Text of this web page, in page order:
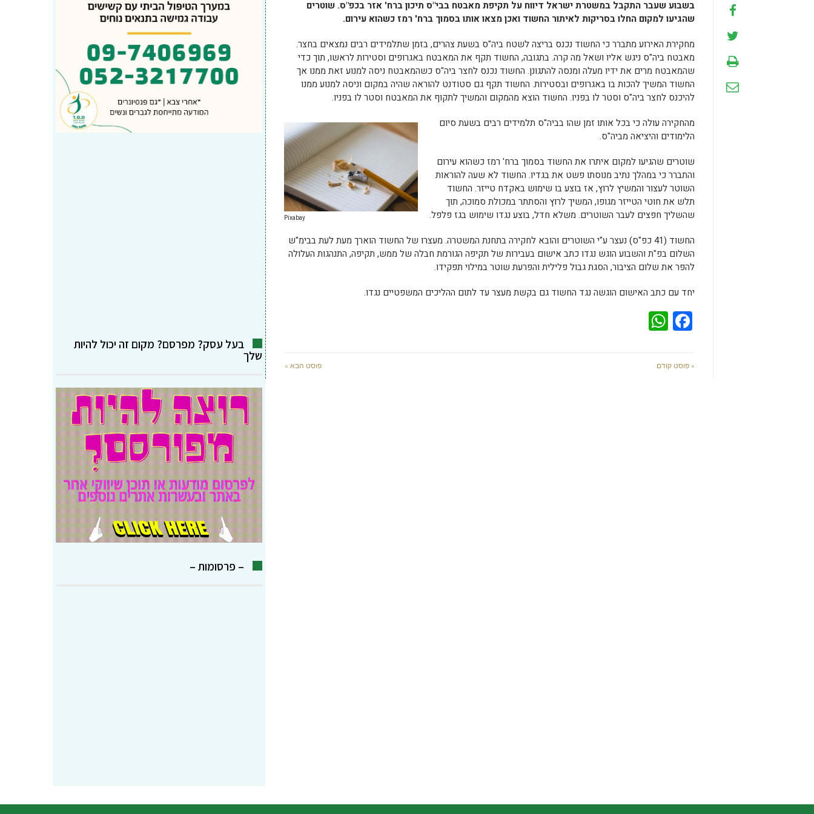
בשבוע שעבר התקבל במשטרת ישראל דיווח על תקיפת מאבטח בבי"ס תיכון ברח' אזר בכפ"ס. שוטרים
שהגיעו למקום החלו בסריקות לאיתור החשוד ואכן מצאו אותו בסמוך ברח' רמז כשהוא עירום.
מחקירת האירוע מתברר כי החשוד נכנס בריצה לשטח ביה"ס בשעת צהרים, בזמן שתלמידים רבים נמצאים בחצר.
מאבטח ביה"ס ניגש אליו ושאל מה קרה. בתגובה, החשוד תקף את המאבטח באגרופים וסטירות לראשו, תוך כדי
שהמאבטח מרים את ידיו מעלה ומנסה להתגונן. החשוד נכנס לחצר ביה"ס כשהמאבטח ניסה למנוע זאת ממנו אך
החשוד המשיך להכות בו באגרופים ובסטירות. החשוד תקף גם סטודנט להוראה שהיה במקום וניסה למנוע ממנו
להיכנס לחצר ביה"ס וסטר לו בפניו. החשוד הוצא מהמקום והמשיך לתקוף את המאבטח וסטר לו בפניו.
Pixabay
מהחקירה עולה כי בכל אותו זמן שהו בביה"ס תלמידים רבים בשעת סיום
הלימודים והיציאה מביה"ס.
שוטרים שהגיעו למקום איתרו את החשוד בסמוך ברח' רמז כשהוא עירום
והתברר כי במהלך נתיב מנוסתו פשט את בגדיו. החשוד לא שעה להוראות
השוטר לעצור והמשיץ לרוץ, אז בוצע בו שימוש באקדח טייזר. החשוד
תלש את חוטי הטייזר מגופו, המשיך לרוץ והסתתר במכולת סמוכה, תוך
שהשליך חפצים לעבר השוטרים. משלא חדל, בוצע נגדו שימוש בגז פלפל.
החשוד (41 כפ"ס) נעצר ע"י השוטרים והובא לחקירה בתחנת המשטרה. מעצרו של החשוד הוארך מעת לעת בבימ"ש
השלום בפ"ת והשבוע הוגש נגדו כתב אישום בעבירות של תקיפה הגורמת חבלה של ממש, תקיפה, התנהגות העלולה
להפר את שלום הציבור, הסגת גבול פלילית והפרעת שוטר במילוי תפקידו.
יחד עם כתב האישום הוגשה נגד החשוד גם בקשת מעצר עד לתום ההליכים המשפטיים נגדו.
Facebook
« פוסט קודם פוסט הבא »
בעל עסק? מפרסם? מקום זה יכול להיות
שלך
– פרסומות –